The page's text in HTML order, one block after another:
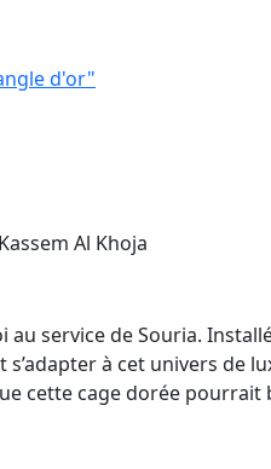
d'or"
Al Khoja
au service de Souria.
s’adapter à cet univers
cette cage dorée